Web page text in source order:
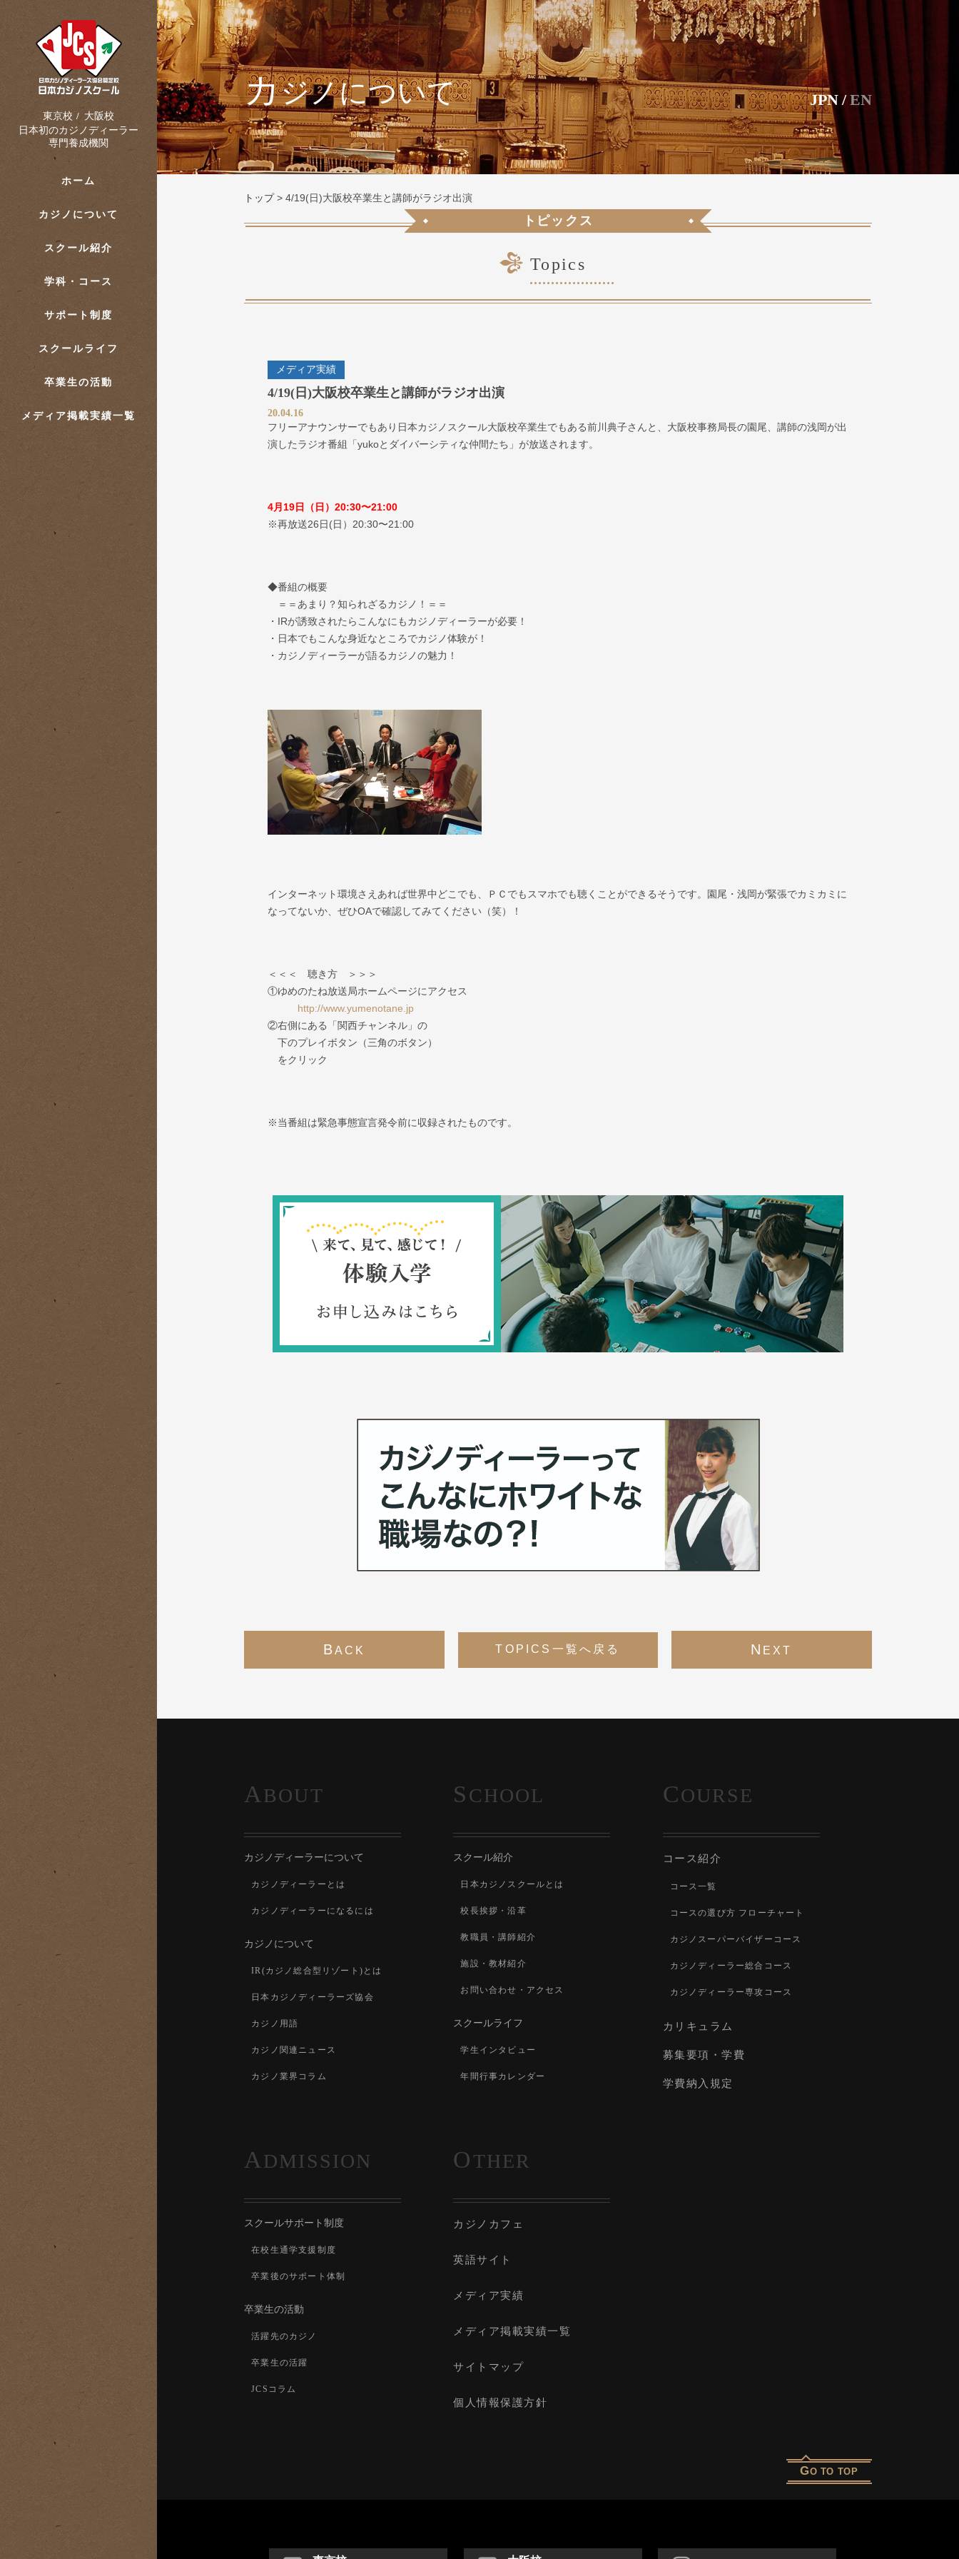
東京校 / 大阪校
日本初のカジノディーラー
専門養成機関
ホーム
カジノについて
スクール紹介
学科・コース
サポート制度
スクールライフ
卒業生の活動
メディア掲載実績一覧
カジノについて JPN / EN
トップ>4/19(日)大阪校卒業生と講師がラジオ出演
トピックス
Topics
メディア実績
4/19(日)大阪校卒業生と講師がラジオ出演
20.04.16
フリーアナウンサーでもあり日本カジノスクール大阪校卒業生でもある前川典子さんと、大阪校事務局長の園尾、講師の浅岡が出
演したラジオ番組「yukoとダイバーシティな仲間たち」が放送されます。
4月19日（日）20:30〜21:00
※再放送26日(日）20:30〜21:00
◆番組の概要
＝＝あまり？知られざるカジノ！ ＝＝
・IRが誘致されたらこんなにもカジノディーラーが必要！
・日本でもこんな身近なところでカジノ体験が！
・カジノディーラーが語るカジノの魅力！
インターネット環境さえあれば世界中どこでも、ＰＣでもスマホでも聴くことができるそうです。園尾・浅岡が緊張でカミカミに
なってないか、ぜひOAで確認してみてください（笑）
！
＜＜＜ 聴き方 ＞＞＞
①ゆめのたね放送局ホームページにアクセス
http://www.yumenotane.jp
②右側にある「関西チャンネル」の
下のプレイボタン（三角のボタン）
をクリック
※当番組は緊急事態宣言発令前に収録されたものです。
BACK TOPICS一覧へ戻る N EXT
A BOUT
カジノディーラーについて
カジノディーラーとは
カジノディーラーになるには
カジノについて
IR(カジノ総合型リゾート)とは
日本カジノディーラーズ協会
カジノ用語
カジノ関連ニュース
カジノ業界コラム
SCHOOL
スクール紹介
日本カジノスクールとは
校長挨拶・沿革
教職員・講師紹介
施設・教材紹介
お問い合わせ・アクセス
スクールライフ
学生インタビュー
年間行事カレンダー
COURSE
コース紹介
コース一覧
コースの選び方 フローチャート
カジノスーパーバイザーコース
カジノディーラー総合コース
カジノディーラー専攻コース
カリキュラム
募集要項・学費
学費納入規定
A DMISSION
スクールサポート制度
在校生通学支援制度
卒業後のサポート体制
卒業生の活動
活躍先のカジノ
卒業生の活躍
JCSコラム
OTHER
カジノカフェ
英語サイト
メディア実績
メディア掲載実績一覧
サイトマップ
個人情報保護方針
GO TO TOP